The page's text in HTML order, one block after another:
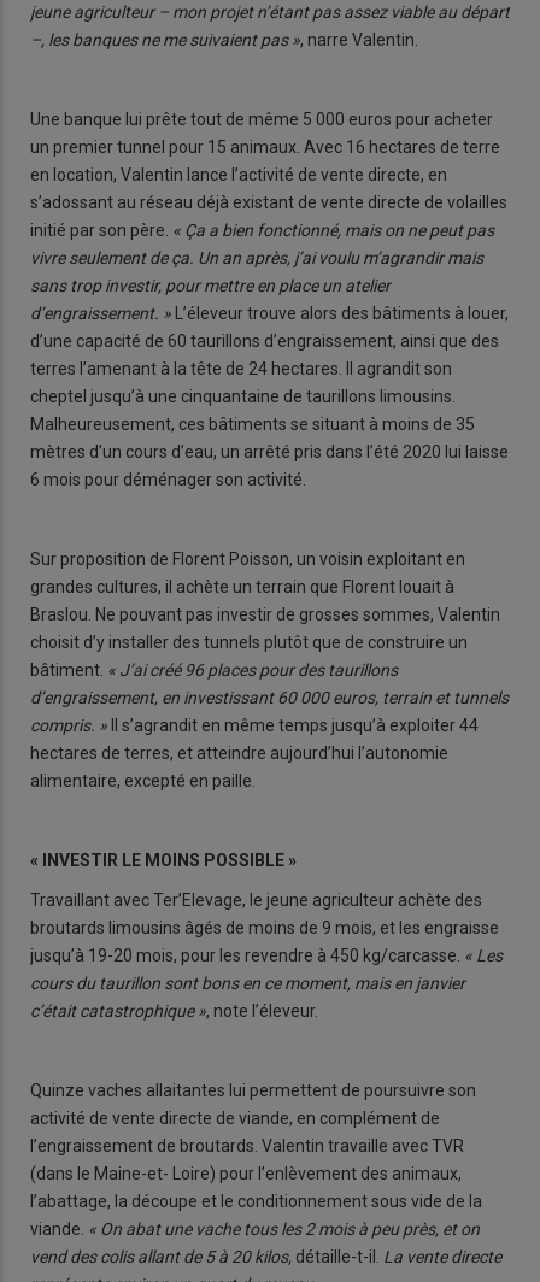
jeune agriculteur – mon projet n’étant pas assez viable au départ
–, les banques ne me suivaient pas », narre Valentin.
Une banque lui prête tout de même 5 000 euros pour acheter
un premier tunnel pour 15 animaux. Avec 16 hectares de terre
en location, Valentin lance l’activité de vente directe, en
s’adossant au réseau déjà existant de vente directe de volailles
initié par son père. « Ça a bien fonctionné, mais on ne peut pas
vivre seulement de ça. Un an après, j’ai voulu m’agrandir mais
sans trop investir, pour mettre en place un atelier
d’engraissement. » L’éleveur trouve alors des bâtiments à louer,
d’une capacité de 60 taurillons d’engraissement, ainsi que des
terres l’amenant à la tête de 24 hectares. Il agrandit son
cheptel jusqu’à une cinquantaine de taurillons limousins.
Malheureusement, ces bâtiments se situant à moins de 35
mètres d’un cours d’eau, un arrêté pris dans l’été 2020 lui laisse
6 mois pour déménager son activité.
Sur proposition de Florent Poisson, un voisin exploitant en
grandes cultures, il achète un terrain que Florent louait à
Braslou. Ne pouvant pas investir de grosses sommes, Valentin
choisit d’y installer des tunnels plutôt que de construire un
bâtiment. « J’ai créé 96 places pour des taurillons
d’engraissement, en investissant 60 000 euros, terrain et tunnels
compris. »
Il s’agrandit en même temps jusqu’à exploiter 44
hectares de terres, et atteindre aujourd’hui l’autonomie
alimentaire, excepté en paille.
« INVESTIR LE MOINS POSSIBLE »
Travaillant avec Ter’Elevage, le jeune agriculteur achète des
broutards limousins âgés de moins de 9 mois, et les engraisse
jusqu’à 19-20 mois, pour les revendre à 450 kg/carcasse. « Les
cours du taurillon sont bons en ce moment, mais en janvier
c’était catastrophique », note l’éleveur.
Quinze vaches allaitantes lui permettent de poursuivre son
activité de vente directe de viande, en complément de
l’engraissement de broutards. Valentin travaille avec TVR
(dans le Maine-et- Loire) pour l’enlèvement des animaux,
l’abattage, la découpe et le conditionnement sous vide de la
viande. « On abat une vache tous les 2 mois à peu près, et on
vend des colis allant de 5 à 20 kilos, détaille-t-il. La vente directe